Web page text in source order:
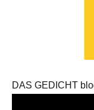
DAS GEDICHT